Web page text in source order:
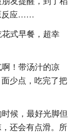
反应……
式早餐，超幸
！带汤汁的凉
少点，吃完了把
候，最好光脚但
还会有点滑。所